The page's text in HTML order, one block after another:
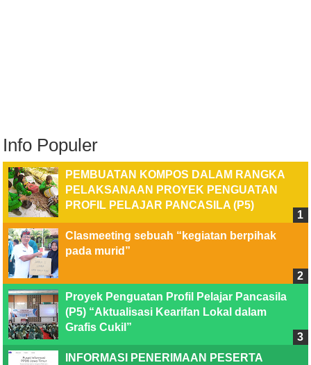
Info Populer
PEMBUATAN KOMPOS DALAM RANGKA
PELAKSANAAN PROYEK PENGUATAN
PROFIL PELAJAR PANCASILA (P5)
Clasmeeting sebuah “kegiatan berpihak
pada murid”
Proyek Penguatan Profil Pelajar Pancasila
(P5) “Aktualisasi Kearifan Lokal dalam
Grafis Cukil”
INFORMASI PENERIMAAN PESERTA